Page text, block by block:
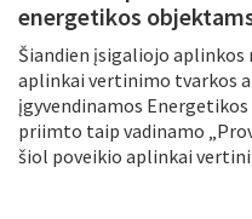
energetikos
Šiandien įsigaliojo
aplinkai vertinimo tvarkos
įgyvendinamos
priimto taip vadinamo
šiol poveikio aplinkai